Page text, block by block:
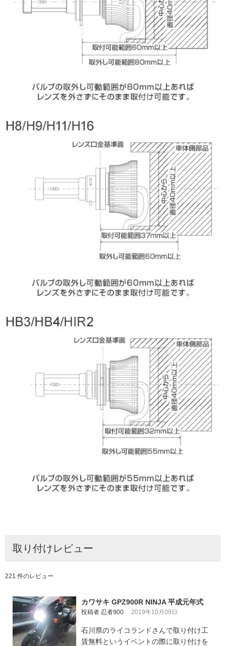
取り付けレビュー
221 件のレビュー
カワサキ GPZ900R NINJA 平成元年式
投稿者 忍者900 2019年10月09日
石川県のライコランドさんで取り付け工
賃無料というイベントの際に取り付けを